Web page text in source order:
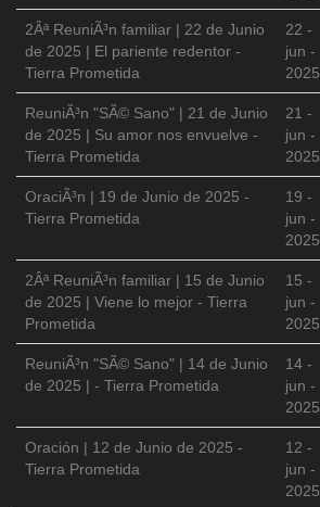
2Âª ReuniÃ³n familiar | 22 de Junio
de 2025 | El pariente redentor -
Tierra Prometida
22 -
jun -
2025
ReuniÃ³n "SÃ© Sano" | 21 de Junio
de 2025 | Su amor nos envuelve -
Tierra Prometida
21 -
jun -
2025
OraciÃ³n | 19 de Junio de 2025 -
Tierra Prometida
19 -
jun -
2025
2Âª ReuniÃ³n familiar | 15 de Junio
de 2025 | Viene lo mejor - Tierra
Prometida
15 -
jun -
2025
ReuniÃ³n "SÃ© Sano" | 14 de Junio
de 2025 | - Tierra Prometida
14 -
jun -
2025
Oración | 12 de Junio de 2025 -
Tierra Prometida
12 -
jun -
2025